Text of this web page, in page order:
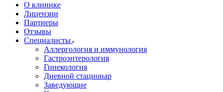
О клинике
Лицензии
Партнеры
Отзывы
Специалисты
Аллергология и иммунология
Гастроэнтерология
Гинекология
Дневной стационар
Заведующие